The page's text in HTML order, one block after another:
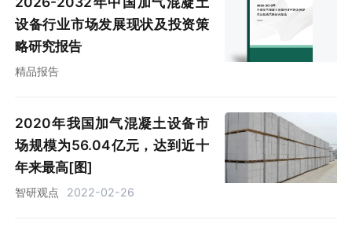
设备行业市场发展现状及投资策
略研究报告
精品报告
2020年我国加气混凝土设备市
场规模为56.04亿元，达到近十
年来最高[图]
智研观点 2022-02-26